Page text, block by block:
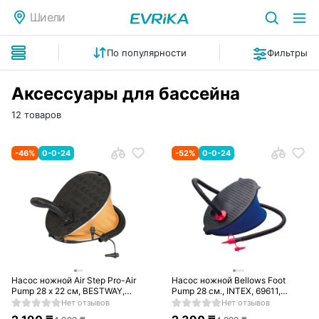
Шиели
По популярности Фильтры
Аксессуары для бассейна
12 товаров
-46% 0-0-24
Насос ножной Air Step Pro-Air
Pump 28 х 22 см, BESTWAY,
62005, Пластик, Шланг 0.8м., 3
Нет отзывов
-52% 0-0-24
Насос ножной Bellows Foot
Pump 28 см., INTEX, 69611,
Пластик, Шланг 0.8м., 3
Нет отзывов